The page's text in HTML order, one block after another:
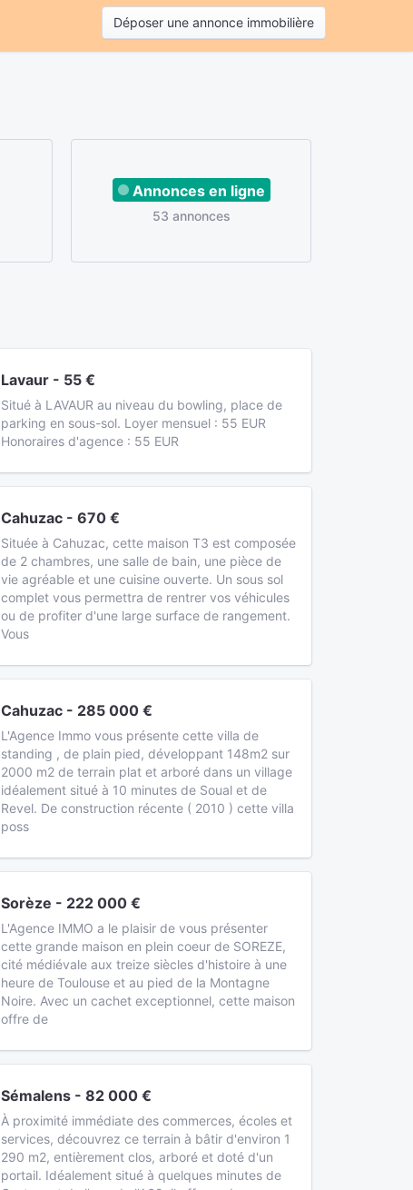
Déposer une annonce immobilière
Annonces en ligne
53 annonces
Lavaur - 55 €
Situé à LAVAUR au niveau du bowling, place de
parking en sous-sol. Loyer mensuel : 55 EUR
Honoraires d'agence : 55 EUR
Cahuzac - 670 €
Située à Cahuzac, cette maison T3 est composée
de 2 chambres, une salle de bain, une pièce de
vie agréable et une cuisine ouverte. Un sous sol
complet vous permettra de rentrer vos véhicules
ou de profiter d'une large surface de rangement.
Vous
Cahuzac - 285 000 €
L'Agence Immo vous présente cette villa de
standing , de plain pied, développant 148m2 sur
2000 m2 de terrain plat et arboré dans un village
idéalement situé à 10 minutes de Soual et de
Revel. De construction récente ( 2010 ) cette villa
poss
Sorèze - 222 000 €
L'Agence IMMO a le plaisir de vous présenter
cette grande maison en plein coeur de SOREZE,
cité médiévale aux treize siècles d'histoire à une
heure de Toulouse et au pied de la Montagne
Noire. Avec un cachet exceptionnel, cette maison
offre de
Sémalens - 82 000 €
À proximité immédiate des commerces, écoles et
services, découvrez ce terrain à bâtir d'environ 1
290 m2, entièrement clos, arboré et doté d'un
portail. Idéalement situé à quelques minutes de